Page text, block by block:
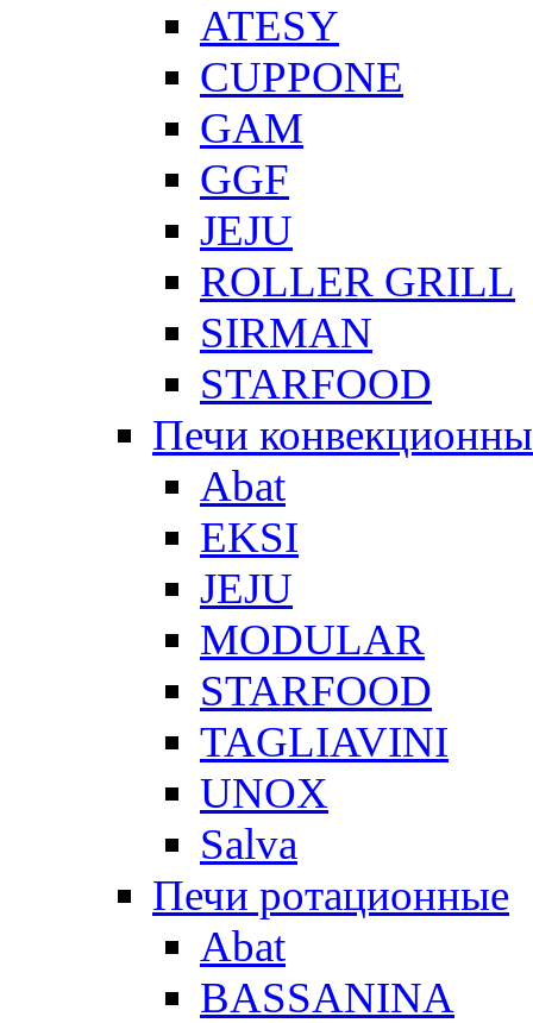
ATESY
CUPPONE
GAM
GGF
JEJU
ROLLER GRILL
SIRMAN
STARFOOD
Печи
Abat
EKSI
JEJU
MODULAR
STARFOOD
TAGLIAVINI
UNOX
Salva
Печи ротационные
Abat
BASSANINA